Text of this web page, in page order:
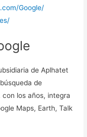
Google/
de Aplhatet
de
los años, integra
Maps, Earth, Talk